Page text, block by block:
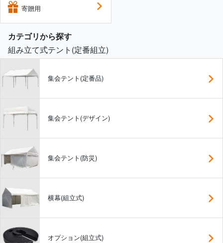
寄贈用
カテゴリから探す
組み立て式テント(定番組立)
集会テント(定番品)
集会テント(デザイン)
集会テント(防災)
横幕(組立式)
オプション(組立式)